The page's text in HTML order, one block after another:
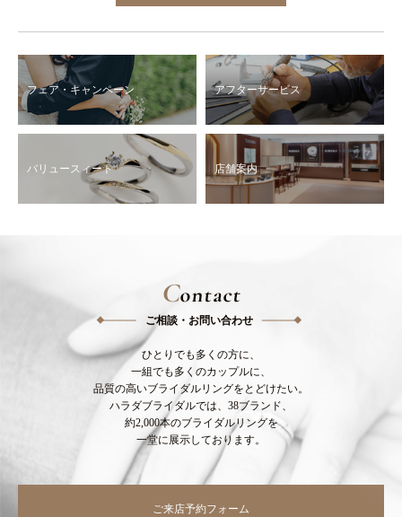
フェア・キャンペーン アフターサービス
バリュースィート 店舗案内
Contact
ご相談・お問い合わせ
ひとりでも多くの方に、
一組でも多くのカップルに、
品質の高いブライダルリングをとどけたい。
ハラダブライダルでは、38ブランド、
約2,000本のブライダルリングを
一堂に展示しております。
ご来店予約フォーム